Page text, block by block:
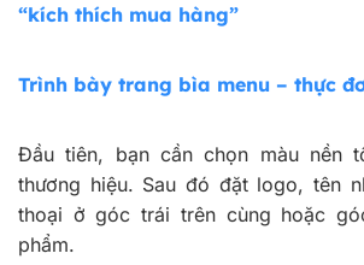
“kích thích mua hàng”
Trình bày trang bìa menu – thực
Đầu tiên, bạn cần chọn màu nền
thương hiệu. Sau đó đặt logo, tên
thoại ở góc trái trên cùng hoặc
phẩm.